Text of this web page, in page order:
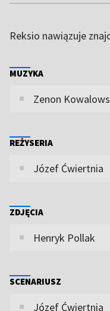
Reksio nawiązuje
MUZYKA
Zenon
REŻYSERIA
Józef Ćwiertnia
ZDJĘCIA
Henryk Pollak
SCENARIUSZ
Józef Ćwiertnia